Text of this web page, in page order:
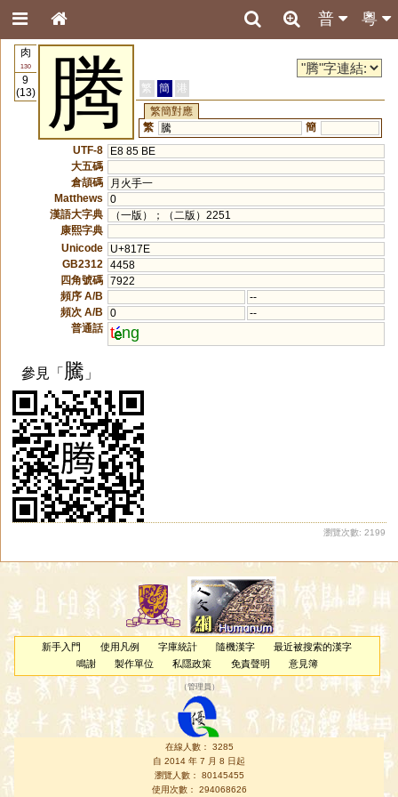
粵
普
肉
130
9
(13)
腾 繁 簡
港
繁簡對應
繁
騰
簡
UTF-8
E8 85 BE
大五碼
倉頡碼
月火手一
Matthews
0
漢語大字典
（一版）；（二版）2251
康熙字典
Unicode
U+817E
GB2312
4458
四角號碼 7922
頻序 A/B
--
頻次 A/B
0
--
普通話 t ng
參見「騰 」
瀏覽次數: 2199
新手入門 使用凡例 字庫統計 隨機漢字
最近被搜索的漢字
鳴謝
製作單位 私隱政策 免責聲明 意見簿
（管理員 ）
在線人數： 3285
自 2014 年 7 月 8 日起
瀏覽人數： 80145455
使用次數： 294068626